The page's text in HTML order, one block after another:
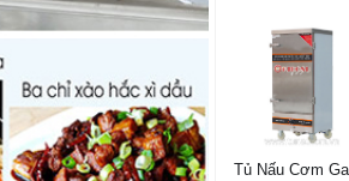
Tủ Nấu Cơm